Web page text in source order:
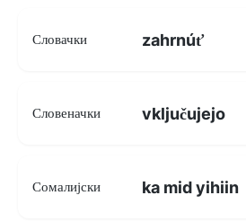
Словачки zahrnúť
Словеначки vključujejo
Сомалијски ka mid yihiin